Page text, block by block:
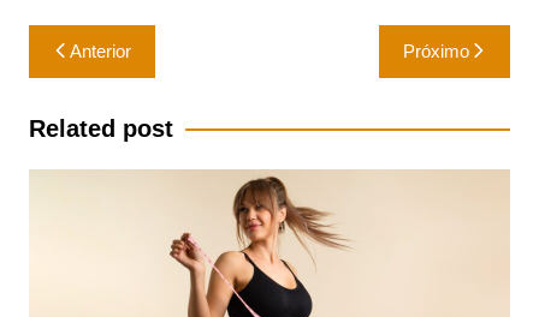
Navegação
de
Post
Anterior Próximo
Related post